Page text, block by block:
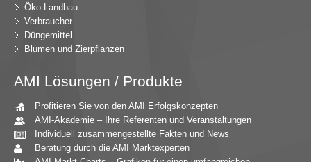
Öko-Landbau
Verbraucher
Düngemittel
Blumen und Zierpflanzen
AMI Lösungen / Produkte
Profitieren Sie von den AMI Erfolgskonzepten
AMI-Akademie – Ihre Referenten und Veranstaltungen
Individuell zusammengestellte Fakten und News
Beratung durch die AMI Marktexperten